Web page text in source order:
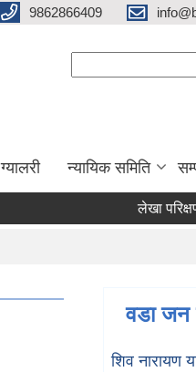
9862866409
ग्यालरी न्यायिक समिति
लेखा परिक्षण
वडा जन
शिव नारायण